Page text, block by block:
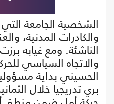
الشخصية الجامعة التي
والكادرات المدنية،
الناشئة. ومع غيابه
والاتجاه السياسي
الحسيني بدايةً
بري تدريجياً خلال